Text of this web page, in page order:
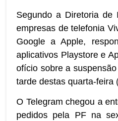
Segundo a Diretoria de
empresas de telefonia
Google a Apple,
aplicativos Playstore e
ofício sobre a
tarde destas quarta-feira
O Telegram chegou a
pedidos pela PF na